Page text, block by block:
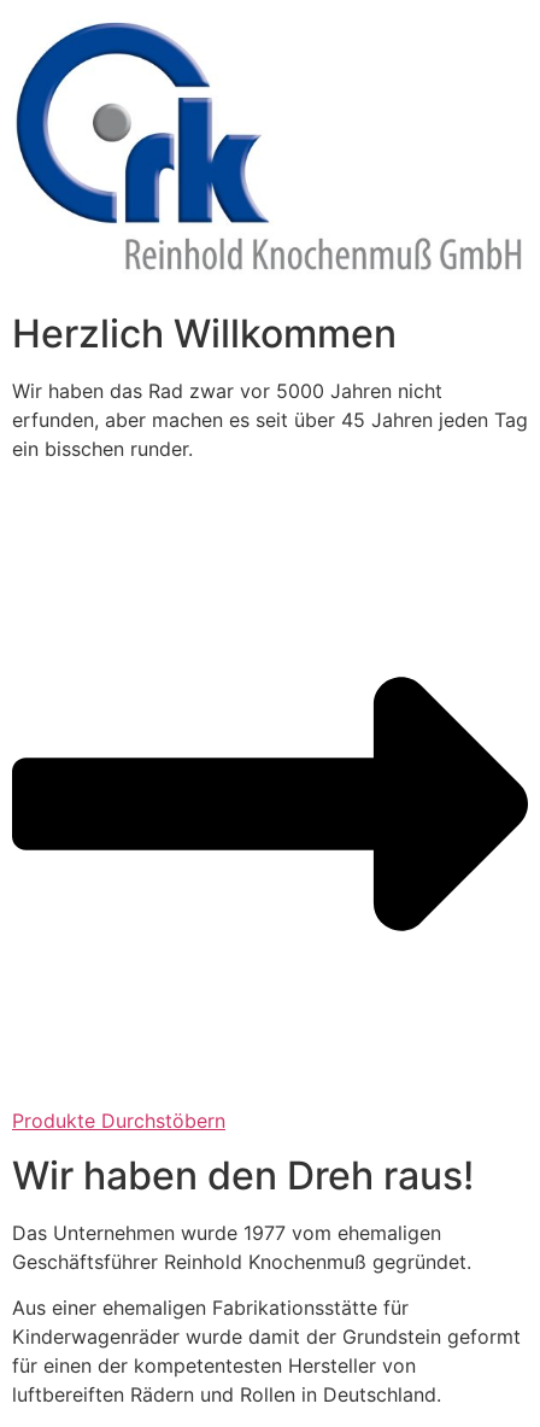
Inhalt
springen
Herzlich Willkommen
Wir haben das Rad zwar vor 5000 Jahren nicht
erfunden, aber machen es seit über 45 Jahren jeden Tag
ein bisschen runder.
Produkte Durchstöbern
Wir haben den Dreh raus!
Das Unternehmen wurde 1977 vom ehemaligen
Geschäftsführer Reinhold Knochenmuß gegründet.
Aus einer ehemaligen Fabrikationsstätte für
Kinderwagenräder wurde damit der Grundstein geformt
für einen der kompetentesten Hersteller von
luftbereiften Rädern und Rollen in Deutschland.